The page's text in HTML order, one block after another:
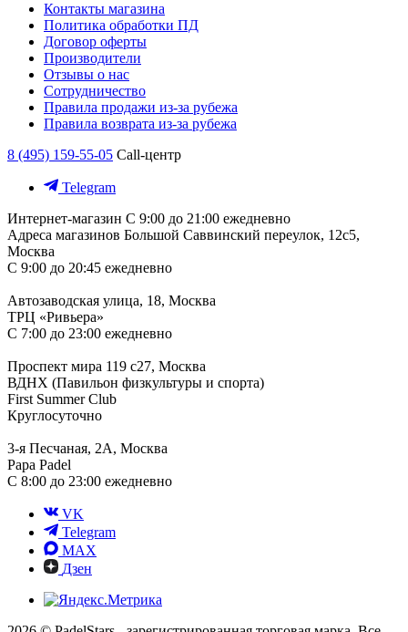
Контакты магазина
Политика обработки ПД
Договор оферты
Производители
Отзывы о нас
Сотрудничество
Правила продажи из-за рубежа
Правила возврата из-за рубежа
8 (495) 159-55-05 Call-центр
Telegram
Интернет-магазин С 9:00 до 21:00 ежедневно
Адреса магазинов Большой Саввинский переулок, 12с5,
Москва
С 9:00 до 20:45 ежедневно
Автозаводская улица, 18, Москва
ТРЦ «Ривьера»
С 7:00 до 23:00 ежедневно
Проспект мира 119 с27, Москва
ВДНХ (Павильон физкультуры и спорта)
First Summer Club
Круглосуточно
3-я Песчаная, 2А, Москва
Papa Padel
С 8:00 до 23:00 ежедневно
VK
Telegram
MAX
Дзен